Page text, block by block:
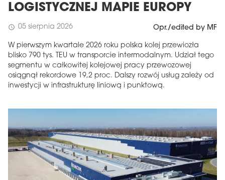
LOGISTYCZNEJ MAPIE EUROPY
schedule 05 sierpnia 2026 Opr./edited by MF
W pierwszym kwartale 2026 roku polska kolej przewiozła
blisko 790 tys. TEU w transporcie intermodalnym. Udział tego
segmentu w całkowitej kolejowej pracy przewozowej
osiągnął rekordowe 19,2 proc. Dalszy rozwój usług zależy od
inwestycji w infrastrukturę liniową i punktową.